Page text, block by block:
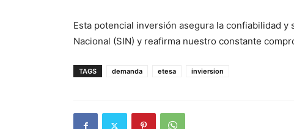
Esta potencial inversión asegura la confiabilidad
Nacional (SIN) y reafirma nuestro constante
TAGS demanda etesa inviersion